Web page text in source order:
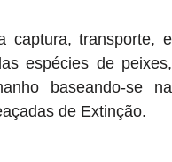
captura, transporte, e
espécies de peixes,
baseando-se na
de Extinção.